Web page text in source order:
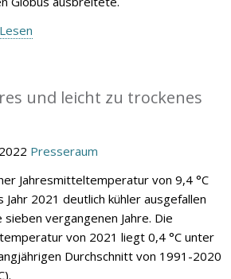
und leicht zu trockenes
Presseraum
Jahresmitteltemperatur von 9,4 °C
Jahr 2021 deutlich kühler ausgefallen
sieben vergangenen Jahre. Die
von 2021 liegt 0,4 °C unter
Durchschnitt von 1991-2020